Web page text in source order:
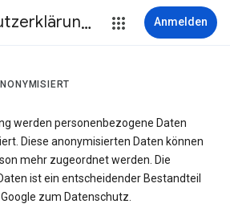
Datenschutzerklärung & Nutzungsbedingungen Anmelden
werden personenbezogene Daten
Diese anonymisierten Daten können
mehr zugeordnet werden. Die
ist ein entscheidender Bestandteil
zum Datenschutz.